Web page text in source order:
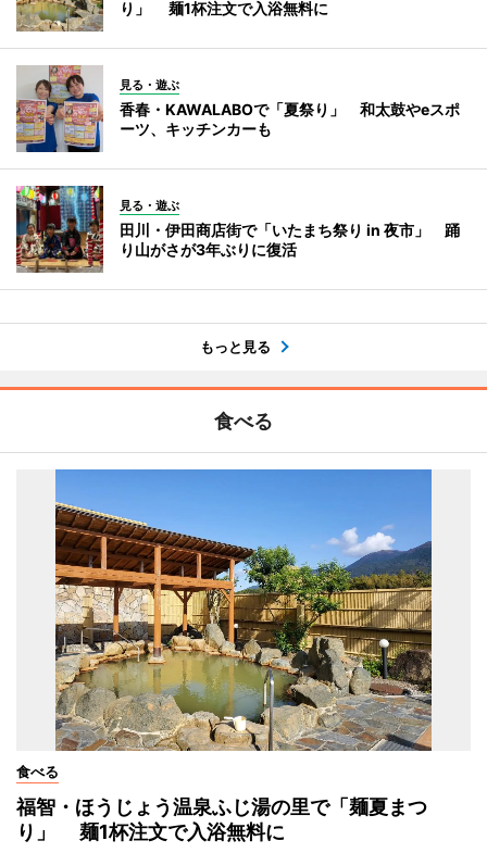
り」 麺1杯注文で入浴無料に
見る・遊ぶ
香春・KAWALABOで「夏祭り」 和太鼓やeスポ
ーツ、キッチンカーも
見る・遊ぶ
田川・伊田商店街で「いたまち祭り in 夜市」 踊
り山がさが3年ぶりに復活
もっと見る
食べる
食べる
福智・ほうじょう温泉ふじ湯の里で「麺夏まつ
り」 麺1杯注文で入浴無料に